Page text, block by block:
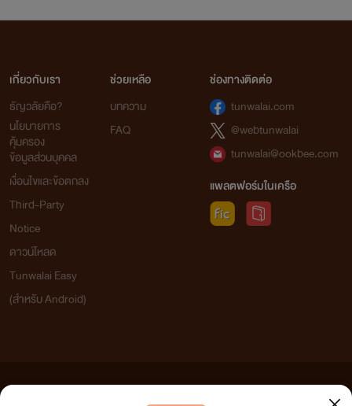
เกี่ยวกับเรา
ธัญวลัยคือ?
นโยบายการ
คุ้มครอง
ข้อมูลส่วนบุคคล
เงื่อนไขและข้อตกลง
Third-Party
Notice
ดาวน์โหลด
Tunwalai Easy
(สำหรับ Android)
ช่วยเหลือ
บทความ
FAQ
ช่องทางติดต่อ
tunwalai.com
@webtunwalai
tunwalai@ookbee.com
แพลตฟอร์มในเครือ